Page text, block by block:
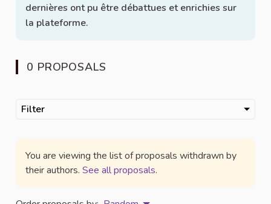
dernières ont pu être débattues et enrichies sur
la plateforme.
0 PROPOSALS
Filter
You are viewing the list of proposals withdrawn by
their authors. See all proposals.